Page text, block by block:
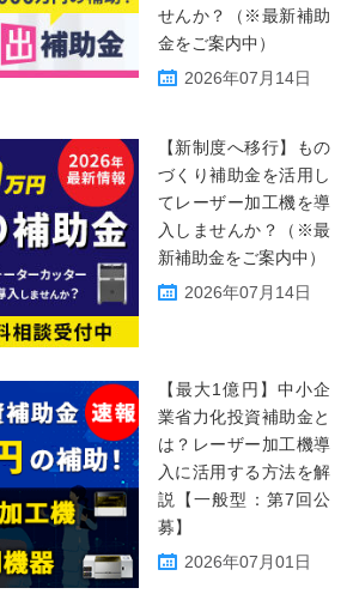
せんか？（※最新補助
金をご案内中）
2026年07月14日
【新制度へ移行】もの
づくり補助金を活用し
てレーザー加工機を導
入しませんか？（※最
新補助金をご案内中）
2026年07月14日
【最大1億円】中小企
業省力化投資補助金と
は？レーザー加工機導
入に活用する方法を解
説【一般型：第7回公
募】
2026年07月01日